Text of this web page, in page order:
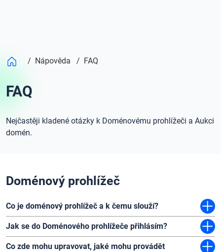
/ Nápověda / FAQ
FAQ
Nejčastěji kladené otázky k Doménovému prohlížeči a Aukci
domén.
Doménový prohlížeč
Co je doménový prohlížeč a k čemu slouží?
Jak se do Doménového prohlížeče přihlásím?
Co zde mohu upravovat, jaké mohu provádět